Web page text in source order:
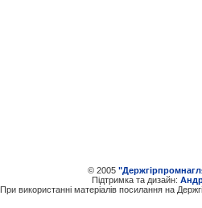
© 2005
Пiдтримка та дизайн:
При використаннi матерiалiв посилання на